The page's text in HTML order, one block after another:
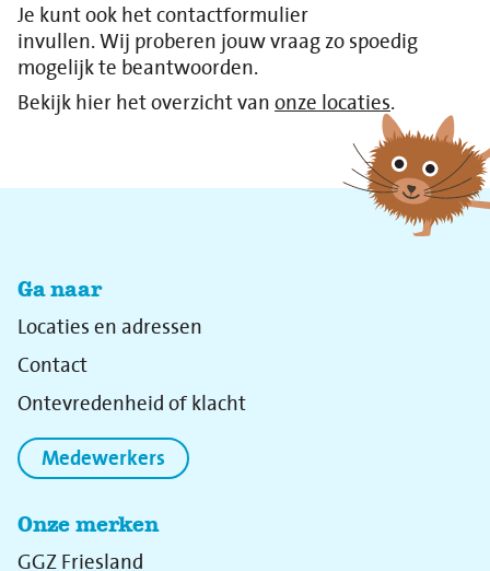
Je kunt ook het contactformulier
invullen. Wij proberen jouw vraag zo spoedig
mogelijk te beantwoorden.
Bekijk hier het overzicht van onze locaties.
Ga naar
Locaties en adressen
Contact
Ontevredenheid of klacht
Medewerkers
Onze merken
GGZ Friesland